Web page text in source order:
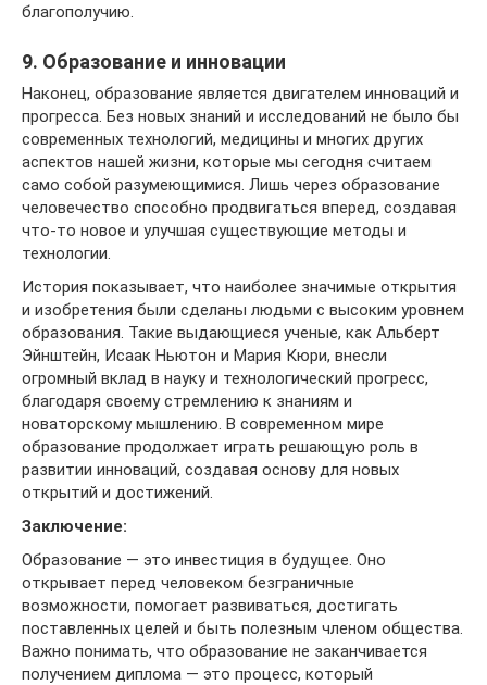
благополучию.
9. Образование и инновации
Наконец, образование является двигателем инноваций и
прогресса. Без новых знаний и исследований не было бы
современных технологий, медицины и многих других
аспектов нашей жизни, которые мы сегодня считаем
само собой разумеющимися. Лишь через образование
человечество способно продвигаться вперед, создавая
что-то новое и улучшая существующие методы и
технологии.
История показывает, что наиболее значимые открытия
и изобретения были сделаны людьми с высоким уровнем
образования. Такие выдающиеся ученые, как Альберт
Эйнштейн, Исаак Ньютон и Мария Кюри, внесли
огромный вклад в науку и технологический прогресс,
благодаря своему стремлению к знаниям и
новаторскому мышлению. В современном мире
образование продолжает играть решающую роль в
развитии инноваций, создавая основу для новых
открытий и достижений.
Заключение:
Образование — это инвестиция в будущее. Оно
открывает перед человеком безграничные
возможности, помогает развиваться, достигать
поставленных целей и быть полезным членом общества.
Важно понимать, что образование не заканчивается
получением диплома — это процесс, который